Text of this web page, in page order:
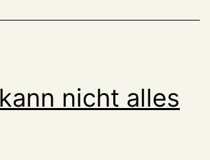
nicht alles